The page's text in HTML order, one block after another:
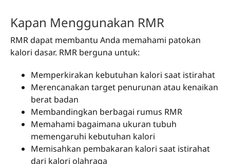
Kapan Menggunakan RMR
RMR dapat membantu Anda memahami patokan
kalori dasar. RMR berguna untuk:
Memperkirakan kebutuhan kalori saat istirahat
Merencanakan target penurunan atau kenaikan
berat badan
Membandingkan berbagai rumus RMR
Memahami bagaimana ukuran tubuh
memengaruhi kebutuhan kalori
Memisahkan pembakaran kalori saat istirahat
dari kalori olahraga